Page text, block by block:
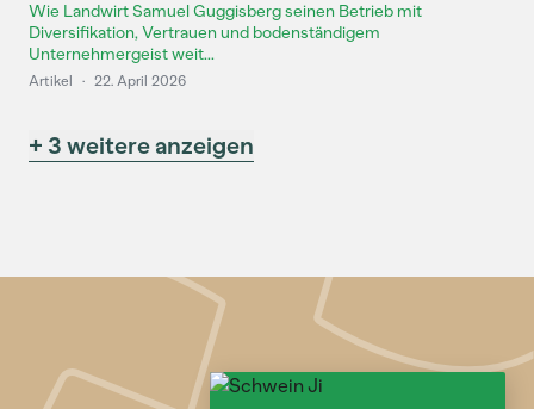
Wie Landwirt Samuel Guggisberg seinen Betrieb mit
Diversifikation, Vertrauen und bodenständigem
Unternehmergeist weit...
Artikel · 22. April 2026
+ 3 weitere anzeigen